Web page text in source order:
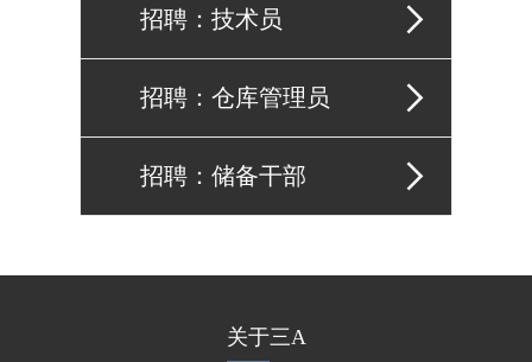
招聘：技术员 
招聘：仓库管理员 
招聘：储备干部 
关于三A